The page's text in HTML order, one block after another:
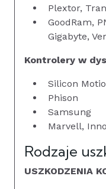
Plextor,
GoodRam,
Gigabyte,
Kontrolery w
Silicon
Phison
Samsung
Marvell,
Rodzaje
USZKODZENIA